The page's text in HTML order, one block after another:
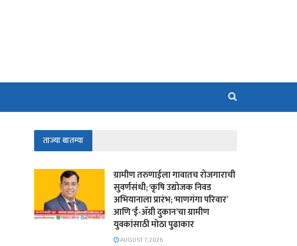
ताज्या बातम्या
​ग्रामीण तरुणाईला गावातच रोजगाराची
सुवर्णसंधी; ‘कृषि उद्योजक निवड
अभियानाला प्रारंभ; ‘माणगंगा परिवार’
आणि ‘ई-ॲग्री दुकान’चा ग्रामीण
युवकांसाठी मोठा पुढाकार
AUGUST 7, 2026